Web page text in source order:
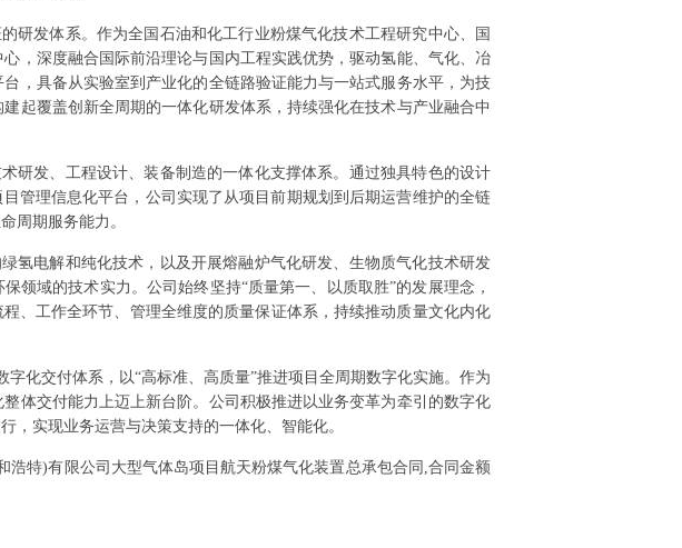
研发体系。作为全国石油和化工行业粉煤气化技术工程研究中心、国
，深度融合国际前沿理论与国内工程实践优势，驱动氢能、气化、冶
，具备从实验室到产业化的全链路验证能力与一站式服务水平，为技
起覆盖创新全周期的一体化研发体系，持续强化在技术与产业融合中
研发、工程设计、装备制造的一体化支撑体系。通过独具特色的设计
管理信息化平台，公司实现了从项目前期规划到后期运营维护的全链
周期服务能力。
氢电解和纯化技术，以及开展熔融炉气化研发、生物质气化技术研发
领域的技术实力。公司始终坚持“质量第一、以质取胜”的发展理念，
、工作全环节、管理全维度的质量保证体系，持续推动质量文化内化
化交付体系，以“高标准、高质量”推进项目全周期数字化实施。作为
体交付能力上迈上新台阶。公司积极推进以业务变革为牵引的数字化
，实现业务运营与决策支持的一体化、智能化。
浩特)有限公司大型气体岛项目航天粉煤气化装置总承包合同,合同金额